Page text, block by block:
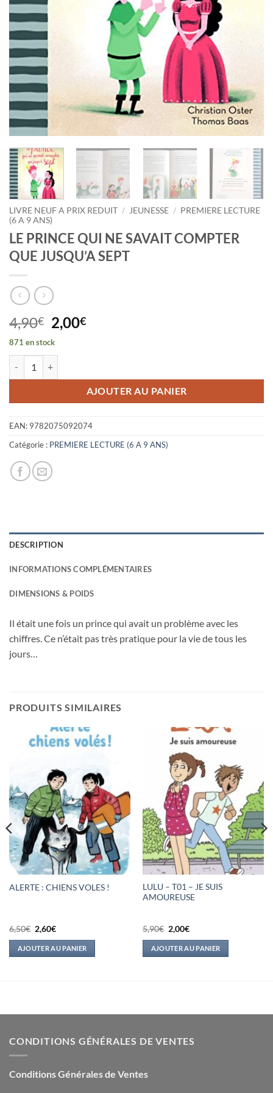
LIVRE NEUF A PRIX REDUIT / JEUNESSE / PREMIERE LECTURE
(6 A 9 ANS)
LE PRINCE QUI NE SAVAIT COMPTER
QUE JUSQU’A SEPT
4,90€ Le
prix
initial
était :
4,90€.
2,00€Le
2,00€.
871 en stock
AJOUTER AU PANIER
EAN: 9782075092074
Catégorie : PREMIERE LECTURE (6 A 9 ANS)
DESCRIPTION
INFORMATIONS COMPLÉMENTAIRES
DIMENSIONS & POIDS
Il était une fois un prince qui avait un problème avec les
chiffres. Ce n’était pas très pratique pour la vie de tous les
jours…
PRODUITS SIMILAIRES
ALERTE : CHIENS VOLES !
6,50€ Le
prix
initial
était :
6,50€.
2,60€Le
actuel
est :
2,60€.
AJOUTER AU PANIER
LULU – T01 – JE SUIS
AMOUREUSE
5,90€ Le
prix
initial
était :
5,90€.
2,00€Le
actuel
est :
2,00€.
AJOUTER AU PANIER
CONDITIONS GÉNÉRALES DE VENTES
Conditions Générales de Ventes